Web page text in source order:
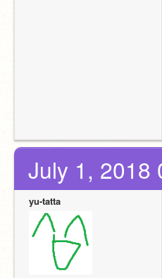
July 1, 2018
yu-tatta